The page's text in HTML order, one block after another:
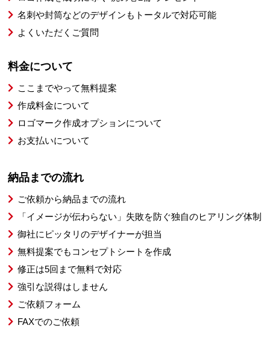
名刺や封筒などのデザインもトータルで対応可能
よくいただくご質問
料金について
ここまでやって無料提案
作成料金について
ロゴマーク作成オプションについて
お支払いについて
納品までの流れ
ご依頼から納品までの流れ
「イメージが伝わらない」失敗を防ぐ独自のヒアリング体制
御社にピッタリのデザイナーが担当
無料提案でもコンセプトシートを作成
修正は5回まで無料で対応
強引な説得はしません
ご依頼フォーム
FAXでのご依頼